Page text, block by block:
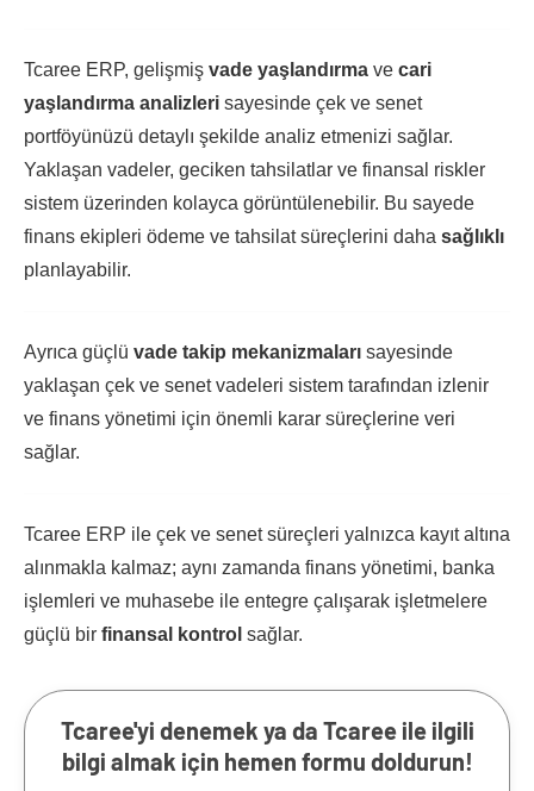
Tcaree ERP, gelişmiş vade yaşlandırma ve cari
yaşlandırma analizleri sayesinde çek ve senet
portföyünüzü detaylı şekilde analiz etmenizi sağlar.
Yaklaşan vadeler, geciken tahsilatlar ve finansal riskler
sistem üzerinden kolayca görüntülenebilir. Bu sayede
finans ekipleri ödeme ve tahsilat süreçlerini daha sağlıklı
planlayabilir.
Ayrıca güçlü vade takip mekanizmaları sayesinde
yaklaşan çek ve senet vadeleri sistem tarafından izlenir
ve finans yönetimi için önemli karar süreçlerine veri
sağlar.
Tcaree ERP ile çek ve senet süreçleri yalnızca kayıt altına
alınmakla kalmaz; aynı zamanda finans yönetimi, banka
işlemleri ve muhasebe ile entegre çalışarak işletmelere
güçlü bir finansal kontrol sağlar.
Tcaree'yi denemek ya da Tcaree ile ilgili
bilgi almak için hemen formu doldurun!